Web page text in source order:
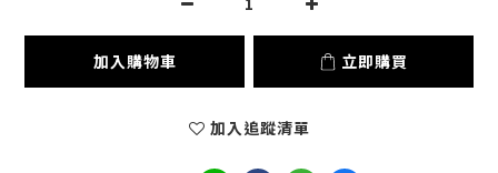
加入購物車 立即購買
加入追蹤清單